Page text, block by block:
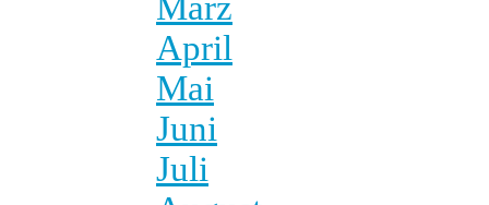
April
Mai
Juni
Juli